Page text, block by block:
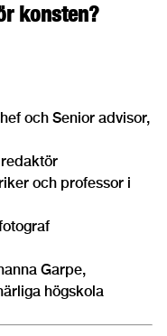
konsten?
och Senior advisor,
och professor i
Garpe,
högskola